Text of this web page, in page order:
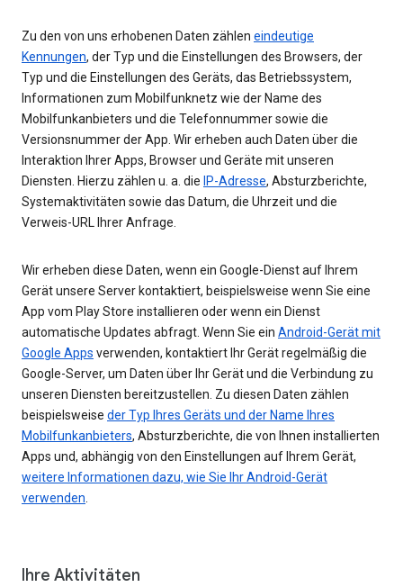
Zu den von uns erhobenen Daten zählen eindeutige
Kennungen, der Typ und die Einstellungen des Browsers, der
Typ und die Einstellungen des Geräts, das Betriebssystem,
Informationen zum Mobilfunknetz wie der Name des
Mobilfunkanbieters und die Telefonnummer sowie die
Versionsnummer der App. Wir erheben auch Daten über die
Interaktion Ihrer Apps, Browser und Geräte mit unseren
Diensten. Hierzu zählen u. a. die IP-Adresse, Absturzberichte,
Systemaktivitäten sowie das Datum, die Uhrzeit und die
Verweis-URL Ihrer Anfrage.
Wir erheben diese Daten, wenn ein Google-Dienst auf Ihrem
Gerät unsere Server kontaktiert, beispielsweise wenn Sie eine
App vom Play Store installieren oder wenn ein Dienst
automatische Updates abfragt. Wenn Sie ein Android-Gerät mit
Google Apps verwenden, kontaktiert Ihr Gerät regelmäßig die
Google-Server, um Daten über Ihr Gerät und die Verbindung zu
unseren Diensten bereitzustellen. Zu diesen Daten zählen
beispielsweise der Typ Ihres Geräts und der Name Ihres
Mobilfunkanbieters, Absturzberichte, die von Ihnen installierten
Apps und, abhängig von den Einstellungen auf Ihrem Gerät,
weitere Informationen dazu, wie Sie Ihr Android-Gerät
verwenden.
Ihre Aktivitäten